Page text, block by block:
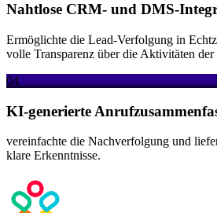
Nahtlose CRM- und DMS-
Ermöglichte die Lead-Verfolgung in
volle Transparenz über die Aktivitäten der
04
KI-generierte
vereinfachte die Nachverfolgung und
klare Erkenntnisse.